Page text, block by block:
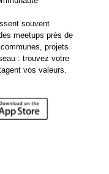
souvent
meetups près de
projets
: trouvez votre
vos valeurs.